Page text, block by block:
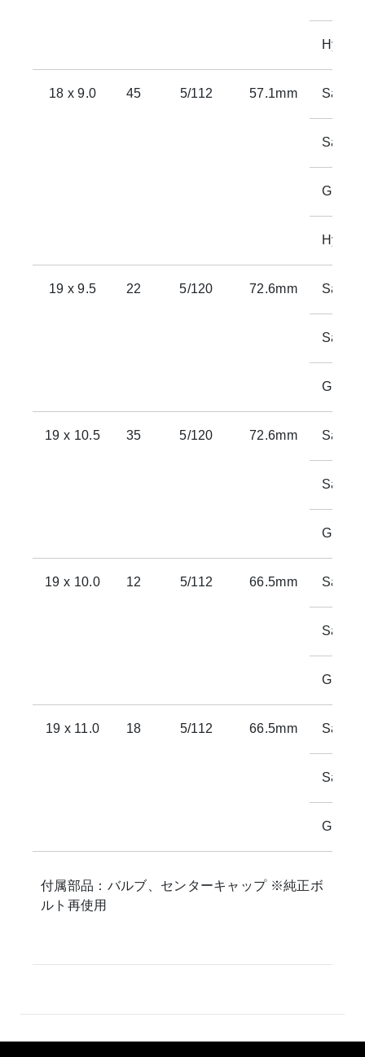
Hyper
18 x 9.0 45 5/112 57.1mm Satin
Satin
Gloss
Hyper
19 x 9.5 22 5/120 72.6mm Satin
Satin
Gloss
19 x 10.5 35 5/120 72.6mm Satin
Satin
Gloss
19 x 10.0 12 5/112 66.5mm Satin
Satin
Gloss
19 x 11.0 18 5/112 66.5mm Satin
Satin
Gloss
付属部品：バルブ、センターキャップ ※純正ボ
ルト再使用